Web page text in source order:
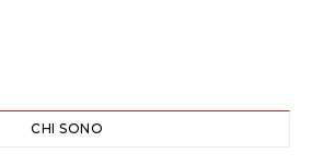
CHI SONO